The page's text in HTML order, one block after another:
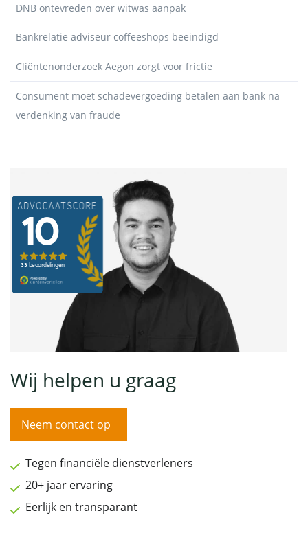
DNB ontevreden over witwas aanpak
Bankrelatie adviseur coffeeshops beëindigd
Cliëntenonderzoek Aegon zorgt voor frictie
Consument moet schadevergoeding betalen aan bank na
verdenking van fraude
Wij helpen u graag
Neem contact op
Tegen financiële dienstverleners
20+ jaar ervaring
Eerlijk en transparant